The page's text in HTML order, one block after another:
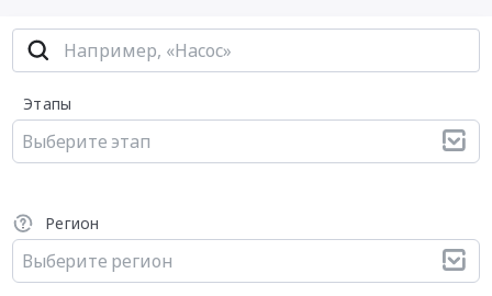
Этапы
Выберите этап
Регион
Выберите регион